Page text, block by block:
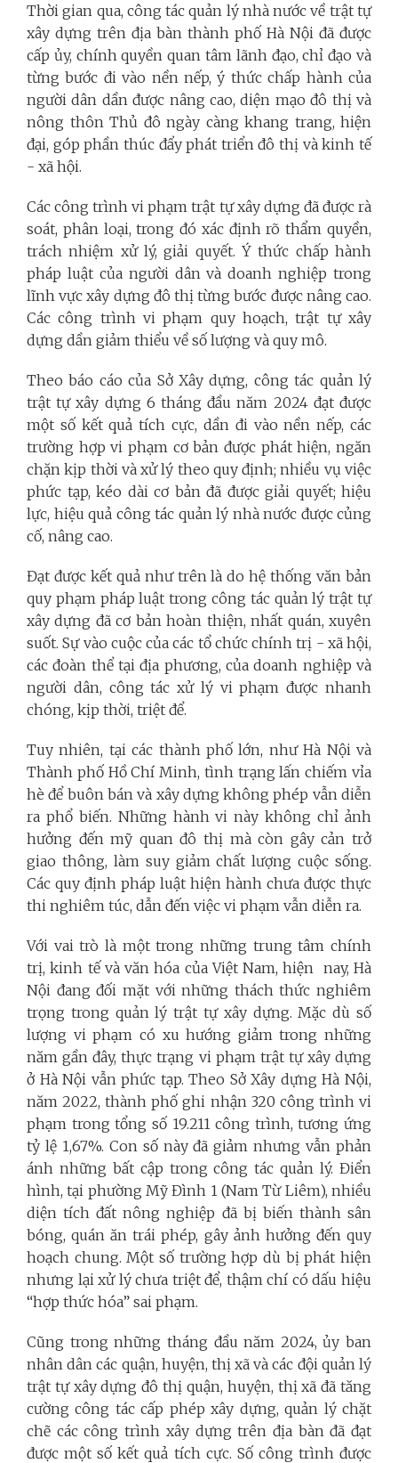
Thời gian qua, công tác quản lý nhà nước về trật tự
xây dựng trên địa bàn thành phố Hà Nội đã được
cấp ủy, chính quyền quan tâm lãnh đạo, chỉ đạo và
từng bước đi vào nền nếp, ý thức chấp hành của
người dân dần được nâng cao, diện mạo đô thị và
nông thôn Thủ đô ngày càng khang trang, hiện
đại, góp phần thúc đẩy phát triển đô thị và kinh tế
- xã hội.
Các công trình vi phạm trật tự xây dựng đã được rà
soát, phân loại, trong đó xác định rõ thẩm quyền,
trách nhiệm xử lý, giải quyết. Ý thức chấp hành
pháp luật của người dân và doanh nghiệp trong
lĩnh vực xây dựng đô thị từng bước được nâng cao.
Các công trình vi phạm quy hoạch, trật tự xây
dựng dần giảm thiểu về số lượng và quy mô.
Theo báo cáo của Sở Xây dựng, công tác quản lý
trật tự xây dựng 6 tháng đầu năm 2024 đạt được
một số kết quả tích cực, dần đi vào nền nếp, các
trường hợp vi phạm cơ bản được phát hiện, ngăn
chặn kịp thời và xử lý theo quy định; nhiều vụ việc
phức tạp, kéo dài cơ bản đã được giải quyết; hiệu
lực, hiệu quả công tác quản lý nhà nước được củng
cố, nâng cao.
Đạt được kết quả như trên là do hệ thống văn bản
quy phạm pháp luật trong công tác quản lý trật tự
xây dựng đã cơ bản hoàn thiện, nhất quán, xuyên
suốt. Sự vào cuộc của các tổ chức chính trị - xã hội,
các đoàn thể tại địa phương, của doanh nghiệp và
người dân, công tác xử lý vi phạm được nhanh
chóng, kịp thời, triệt để.
Tuy nhiên, tại các thành phố lớn, như Hà Nội và
Thành phố Hồ Chí Minh, tình trạng lấn chiếm vỉa
hè để buôn bán và xây dựng không phép vẫn diễn
ra phổ biến. Những hành vi này không chỉ ảnh
hưởng đến mỹ quan đô thị mà còn gây cản trở
giao thông, làm suy giảm chất lượng cuộc sống.
Các quy định pháp luật hiện hành chưa được thực
thi nghiêm túc, dẫn đến việc vi phạm vẫn diễn ra.
Với vai trò là một trong những trung tâm chính
trị, kinh tế và văn hóa của Việt Nam, hiện nay, Hà
Nội đang đối mặt với những thách thức nghiêm
trọng trong quản lý trật tự xây dựng. Mặc dù số
lượng vi phạm có xu hướng giảm trong những
năm gần đây, thực trạng vi phạm trật tự xây dựng
ở Hà Nội vẫn phức tạp. Theo Sở Xây dựng Hà Nội,
năm 2022, thành phố ghi nhận 320 công trình vi
phạm trong tổng số 19.211 công trình, tương ứng
tỷ lệ 1,67%. Con số này đã giảm nhưng vẫn phản
ánh những bất cập trong công tác quản lý. Điển
hình, tại phường Mỹ Đình 1 (Nam Từ Liêm), nhiều
diện tích đất nông nghiệp đã bị biến thành sân
bóng, quán ăn trái phép, gây ảnh hưởng đến quy
hoạch chung. Một số trường hợp dù bị phát hiện
nhưng lại xử lý chưa triệt để, thậm chí có dấu hiệu
“hợp thức hóa” sai phạm.
Cũng trong những tháng đầu năm 2024, ủy ban
nhân dân các quận, huyện, thị xã và các đội quản lý
trật tự xây dựng đô thị quận, huyện, thị xã đã tăng
cường công tác cấp phép xây dựng, quản lý chặt
chẽ các công trình xây dựng trên địa bàn đã đạt
được một số kết quả tích cực. Số công trình được